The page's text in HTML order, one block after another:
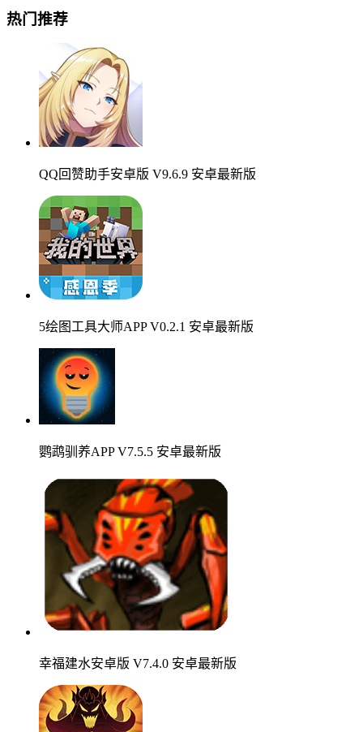
热门推荐
QQ回赞助手安卓版 V9.6.9 安卓最新版
5绘图工具大师APP V0.2.1 安卓最新版
鹦鹉驯养APP V7.5.5 安卓最新版
幸福建水安卓版 V7.4.0 安卓最新版